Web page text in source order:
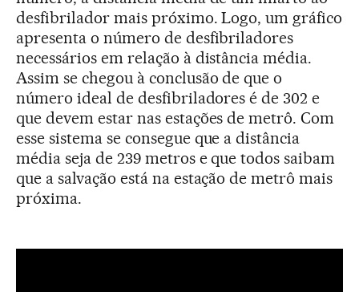
desfibrilador mais próximo. Logo, um gráfico
apresenta o número de desfibriladores
necessários em relação à distância média.
Assim se chegou à conclusão de que o
número ideal de desfibriladores é de 302 e
que devem estar nas estações de metrô. Com
esse sistema se consegue que a distância
média seja de 239 metros e que todos saibam
que a salvação está na estação de metrô mais
próxima.